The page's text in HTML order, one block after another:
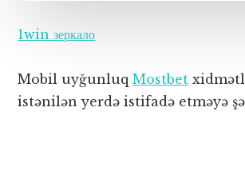
1win зеркало
Mobil uyğunluqMostbet
istənilən yerdə istifadə etməyə